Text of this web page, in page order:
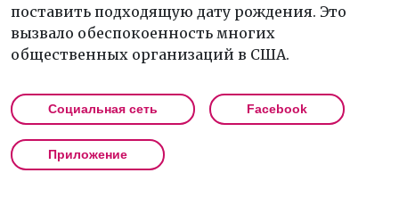
поставить подходящую дату рождения. Это
вызвало обеспокоенность многих
общественных организаций в США.
Социальная сеть Facebook
Приложение